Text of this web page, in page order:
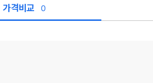
가격비교 0